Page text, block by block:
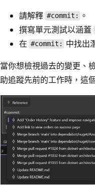
請解釋 #commit:
。
撰寫單元測試以涵蓋
在 #commit:
中找出
當你想檢視過去的變更、
助追蹤先前的工作時，這